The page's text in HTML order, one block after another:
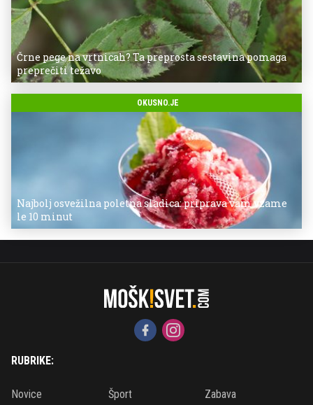
Črne pege na vrtnicah? Ta preprosta sestavina pomaga
preprečiti težavo
OKUSNO.JE
Najbolj osvežilna poletna sladica: priprava vam vzame
le 10 minut
RUBRIKE:
Novice Šport
Zabava